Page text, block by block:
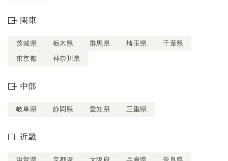
関東
茨城県 栃木県 群馬県 埼玉県
千葉県
東京都
神奈川県
中部
岐阜県 静岡県 愛知県 三重県
近畿